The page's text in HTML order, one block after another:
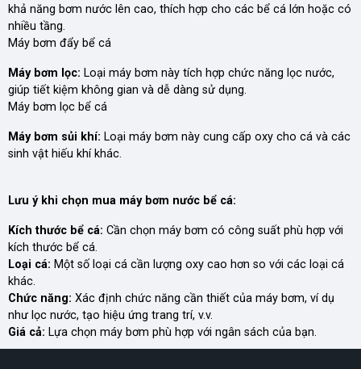
khả năng bơm nước lên cao, thích hợp cho các bể cá lớn hoặc có
nhiều tầng.
Máy bơm đẩy bể cá
Máy bơm lọc: Loại máy bơm này tích hợp chức năng lọc nước,
giúp tiết kiệm không gian và dễ dàng sử dụng.
Máy bơm lọc bể cá
Máy bơm sủi khí: Loại máy bơm này cung cấp oxy cho cá và các
sinh vật hiếu khí khác.
Lưu ý khi chọn mua máy bơm nước bể cá:
Kích thước bể cá: Cần chọn máy bơm có công suất phù hợp với
kích thước bể cá.
Loại cá: Một số loại cá cần lượng oxy cao hơn so với các loại cá
khác.
Chức năng: Xác định chức năng cần thiết của máy bơm, ví dụ
như lọc nước, tạo hiệu ứng trang trí, v.v.
Giá cả: Lựa chọn máy bơm phù hợp với ngân sách của bạn.